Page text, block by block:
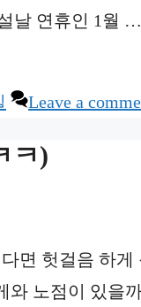
날 연휴인 1월 …
Leave a
ㅋ)
면 헛걸음 하게
와 노점이 있을